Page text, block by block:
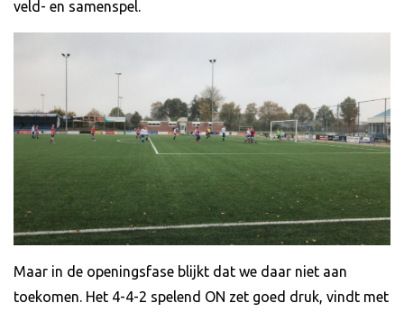
veld- en samenspel.
Maar in de openingsfase blijkt dat we daar niet aan
toekomen. Het 4-4-2 spelend ON zet goed druk, vindt met